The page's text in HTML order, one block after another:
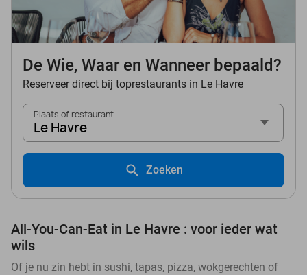
De Wie, Waar en Wanneer bepaald?
Reserveer direct bij toprestaurants in Le Havre
Plaats of restaurant
Le Havre
Zoeken
All-You-Can-Eat in Le Havre : voor ieder wat
wils
Of je nu zin hebt in sushi, tapas, pizza, wokgerechten of